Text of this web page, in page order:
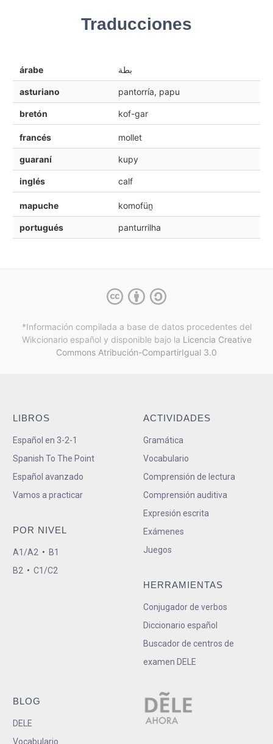
Traducciones
árabe بطة
asturiano pantorría, papu
bretón kof-gar
francés mollet
guaraní kupy
inglés calf
mapuche komofüṉ
portugués panturrilha
*Información compilada a base de datos procedentes del
Wikcionario español y disponible bajo la Licencia Creative
Commons Atribución-CompartirIgual 3.0
LIBROS
Español en 3-2-1
Spanish To The Point
Español avanzado
Vamos a practicar
POR NIVEL
A1/A2 • B1
B2 • C1/C2
ACTIVIDADES
Gramática
Vocabulario
Comprensión de lectura
Comprensión auditiva
Expresión escrita
Exámenes
Juegos
HERRAMIENTAS
Conjugador de verbos
Diccionario español
Buscador de centros de
examen DELE
BLOG
DELE
Vocabulario